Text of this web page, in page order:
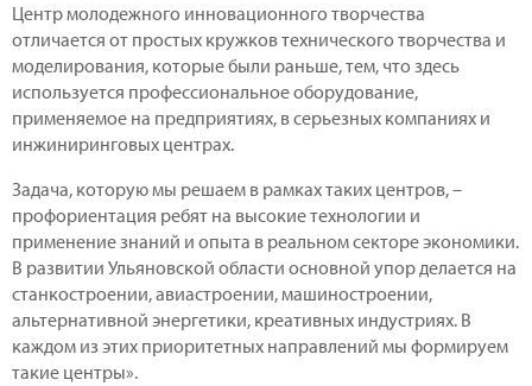
Центр молодежного инновационного творчества
отличается от простых кружков технического творчества и
моделирования, которые были раньше, тем, что здесь
используется профессиональное оборудование,
применяемое на предприятиях, в серьезных компаниях и
инжиниринговых центрах.
Задача, которую мы решаем в рамках таких центров, –
профориентация ребят на высокие технологии и
применение знаний и опыта в реальном секторе экономики.
В развитии Ульяновской области основной упор делается на
станкостроении, авиастроении, машиностроении,
альтернативной энергетики, креативных индустриях. В
каждом из этих приоритетных направлений мы формируем
такие центры».